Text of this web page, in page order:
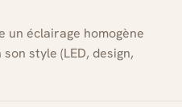
un éclairage homogène
style (LED, design,